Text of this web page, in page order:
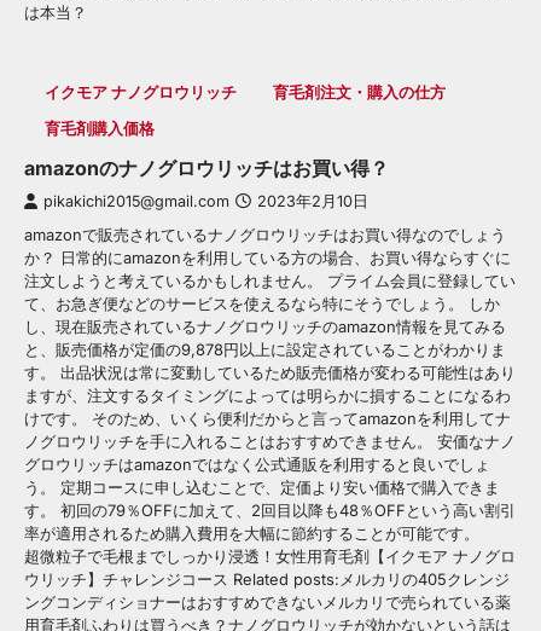
は本当？
イクモア ナノグロウリッチ
育毛剤注文・購入の仕方
育毛剤購入価格
amazonのナノグロウリッチはお買い得？
pikakichi2015@gmail.com 2023年2月10日
amazonで販売されているナノグロウリッチはお買い得なのでしょう
か？ 日常的にamazonを利用している方の場合、お買い得ならすぐに
注文しようと考えているかもしれません。 プライム会員に登録してい
て、お急ぎ便などのサービスを使えるなら特にそうでしょう。 しか
し、現在販売されているナノグロウリッチのamazon情報を見てみる
と、販売価格が定価の9,878円以上に設定されていることがわかりま
す。 出品状況は常に変動しているため販売価格が変わる可能性はあり
ますが、注文するタイミングによっては明らかに損することになるわ
けです。 そのため、いくら便利だからと言ってamazonを利用してナ
ノグロウリッチを手に入れることはおすすめできません。 安価なナノ
グロウリッチはamazonではなく公式通販を利用すると良いでしょ
う。 定期コースに申し込むことで、定価より安い価格で購入できま
す。 初回の79％OFFに加えて、2回目以降も48％OFFという高い割引
率が適用されるため購入費用を大幅に節約することが可能です。
超微粒子で毛根までしっかり浸透！女性用育毛剤【イクモア ナノグロ
ウリッチ】チャレンジコース Related posts:メルカリの405クレンジ
ングコンディショナーはおすすめできないメルカリで売られている薬
用育毛剤ふわりは買うべき？ナノグロウリッチが効かないという話は